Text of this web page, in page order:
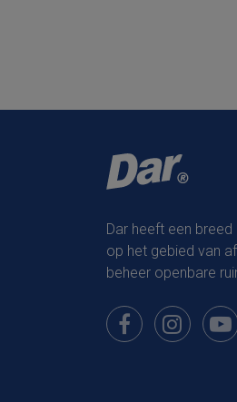
Dar heeft een
op het gebied van
beheer openbare
Bekijk onze
Bekijk